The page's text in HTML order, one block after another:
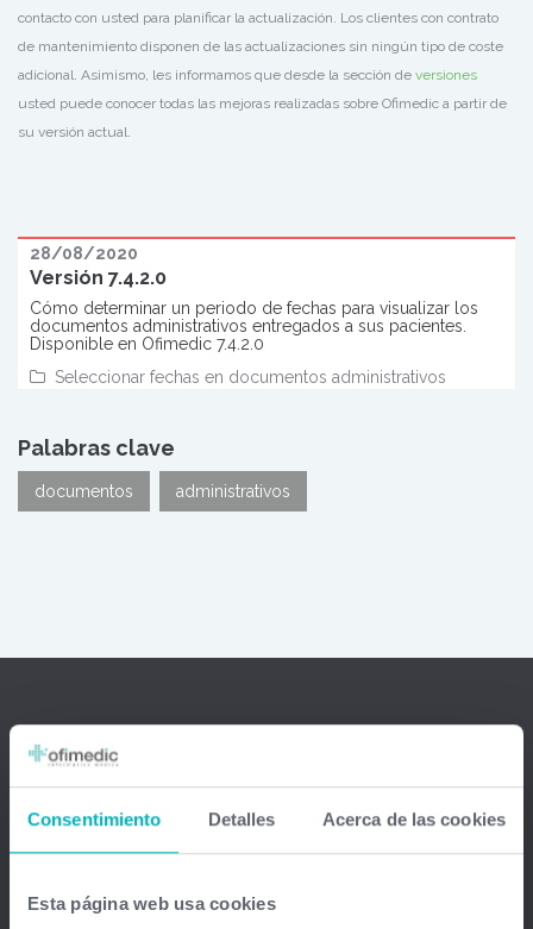
Consentimiento Detalles Acerca de las cookies
Esta página web usa cookies
contacto con usted para planificar la actualización. Los clientes con contrato
de mantenimiento disponen de las actualizaciones sin ningún tipo de coste
adicional. Asimismo, les informamos que desde la sección de versiones
usted puede conocer todas las mejoras realizadas sobre Ofimedic a partir de
su versión actual.
28/08/2020
Versión 7.4.2.0
Cómo determinar un periodo de fechas para visualizar los
documentos administrativos entregados a sus pacientes.
Disponible en Ofimedic 7.4.2.0
Seleccionar fechas en documentos administrativos
Palabras clave
documentos administrativos
Ofimedic Software Médico
Baleares - Gran Canaria - México - Chile - Venezuela